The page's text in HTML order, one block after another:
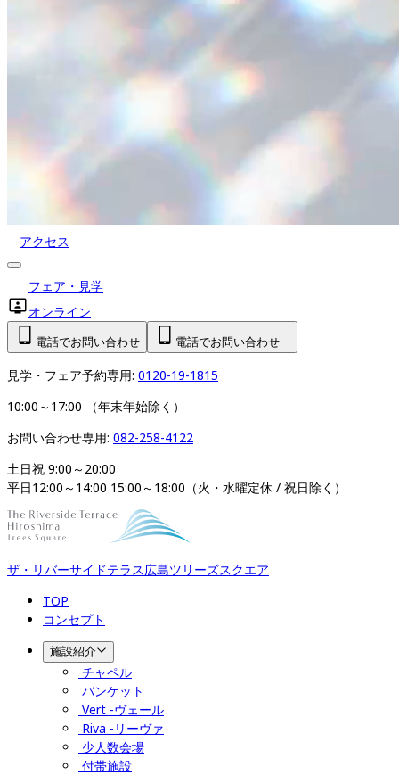
アクセス
フェア・見学
オンライン
電話でお問い合わせ 電話でお問い合わせ
見学・フェア予約専用: 0120-19-1815
10:00～17:00 （年末年始除く）
お問い合わせ専用: 082-258-4122
土日祝 9:00～20:00
平日12:00～14:00 15:00～18:00（火・水曜定休 / 祝日除く）
ザ・リバーサイドテラス広島ツリーズスクエア​​​​​​​
TOP
コンセプト
施設紹介
チャペル
バンケット
Vert -ヴェール
Riva -リーヴァ
少人数会場
付帯施設